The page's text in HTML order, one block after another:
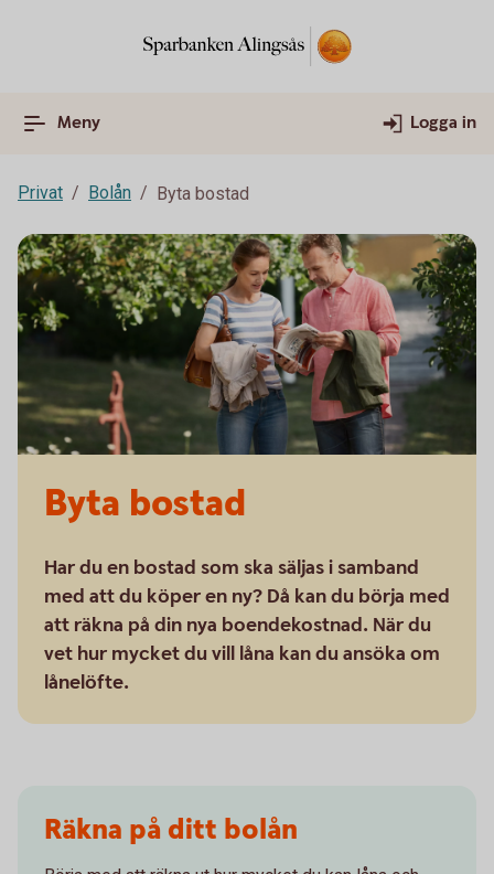
Meny Logga in
Privat Bolån Byta bostad
Byta bostad
Har du en bostad som ska säljas i samband
med att du köper en ny? Då kan du börja med
att räkna på din nya boendekostnad. När du
vet hur mycket du vill låna kan du ansöka om
lånelöfte.
Räkna på ditt bolån